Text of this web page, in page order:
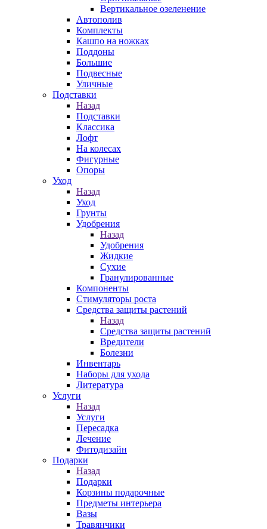
Вертикальное озеленение
Автополив
Комплекты
Кашпо на ножках
Поддоны
Большие
Подвесные
Уличные
Подставки
Назад
Подставки
Классика
Лофт
На колесах
Фигурные
Опоры
Уход
Назад
Уход
Грунты
Удобрения
Назад
Удобрения
Жидкие
Сухие
Гранулированные
Компоненты
Стимуляторы роста
Средства защиты растений
Назад
Средства защиты растений
Вредители
Болезни
Инвентарь
Наборы для ухода
Литература
Услуги
Назад
Услуги
Пересадка
Лечение
Фитодизайн
Подарки
Назад
Подарки
Корзины подарочные
Предметы интерьера
Вазы
Травянчики